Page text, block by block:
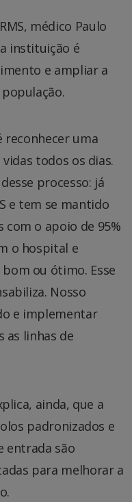
médico Paulo
instituição é
e ampliar a
reconhecer uma
todos os dias.
processo: já
e tem se mantido
com o apoio de 95%
o hospital e
ou ótimo. Esse
Nosso
e implementar
as linhas de
ainda, que a
padronizados e
entrada são
para melhorar a